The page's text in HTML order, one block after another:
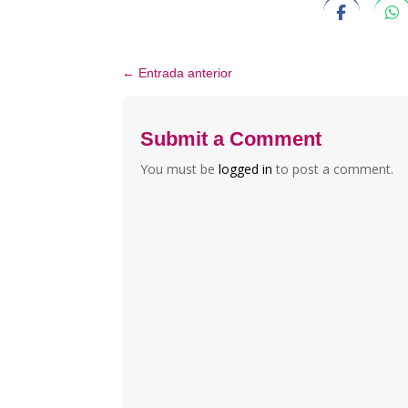
← Entrada anterior
Submit a Comment
You must belogged in to post a comment.